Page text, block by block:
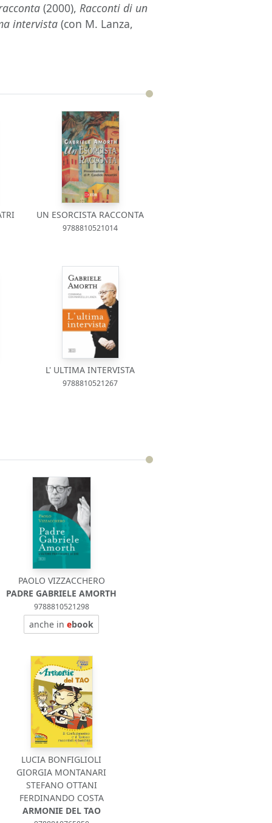
(2000),Racconti di un
intervista (con M. Lanza,
UN ESORCISTA RACCONTA
9788810521014
L' ULTIMA INTERVISTA
9788810521267
PAOLO VIZZACCHERO
PADRE GABRIELE AMORTH
9788810521298
anche inebook
LUCIA BONFIGLIOLI
GIORGIA MONTANARI
STEFANO OTTANI
FERDINANDO COSTA
ARMONIE DEL TAO